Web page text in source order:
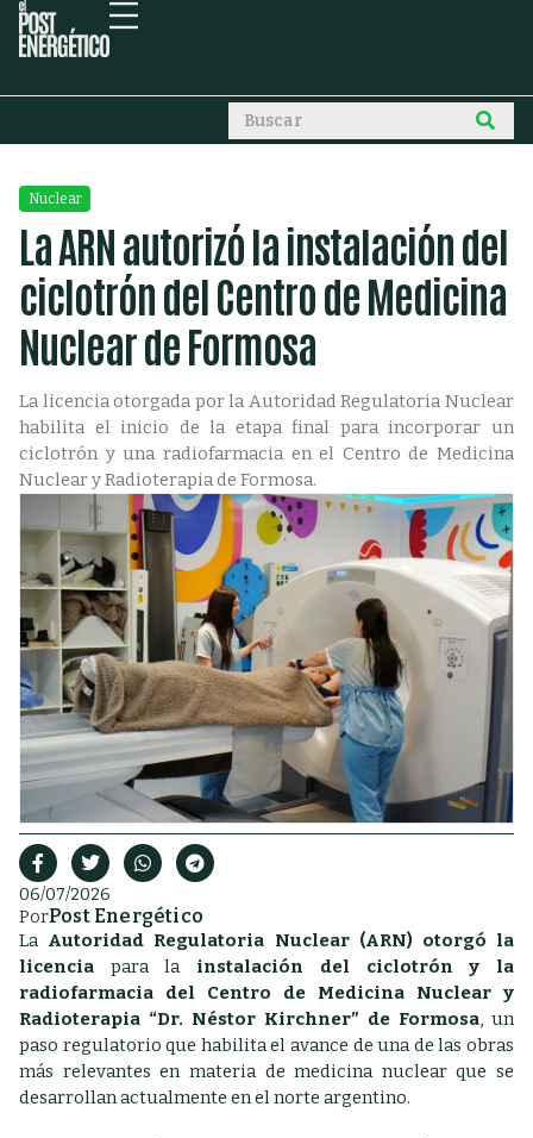
Nuclear
La ARN autorizó la instalación del
ciclotrón del Centro de Medicina
Nuclear de Formosa
La licencia otorgada por la Autoridad Regulatoria Nuclear
habilita el inicio de la etapa final para incorporar un
ciclotrón y una radiofarmacia en el Centro de Medicina
Nuclear y Radioterapia de Formosa.
06/07/2026
PorPost Energético
La Autoridad Regulatoria Nuclear (ARN) otorgó la
licencia para la instalación del ciclotrón y la
radiofarmacia del Centro de Medicina Nuclear y
Radioterapia “Dr. Néstor Kirchner” de Formosa, un
paso regulatorio que habilita el avance de una de las obras
más relevantes en materia de medicina nuclear que se
desarrollan actualmente en el norte argentino.